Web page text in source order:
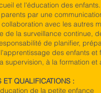
et l'éducation des enfants.
par une
collaboration avec les autres
de la surveillance continue,
de planifier,
des enfants
supervision, à la formation
ET QUALIFICATIONS :
de la petite enfance